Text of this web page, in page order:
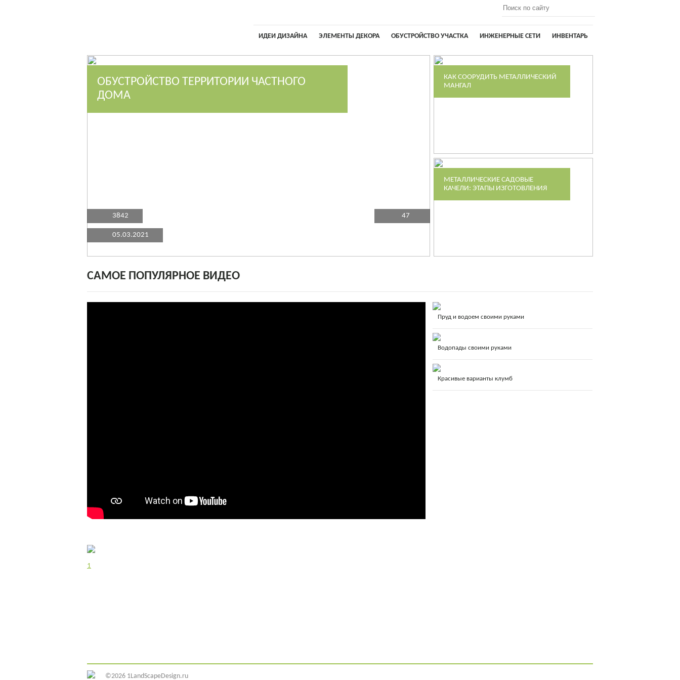
ИДЕИ ДИЗАЙНА ЭЛЕМЕНТЫ ДЕКОРА ОБУСТРОЙСТВО УЧАСТКА ИНЖЕНЕРНЫЕ СЕТИ ИНВЕНТАРЬ
ОБУСТРОЙСТВО ТЕРРИТОРИИ ЧАСТНОГО
ДОМА
3842
05.03.2021
47
КАК СООРУДИТЬ МЕТАЛЛИЧЕСКИЙ
МАНГАЛ
МЕТАЛЛИЧЕСКИЕ САДОВЫЕ
КАЧЕЛИ: ЭТАПЫ ИЗГОТОВЛЕНИЯ
САМОЕ ПОПУЛЯРНОЕ ВИДЕО
Пруд и водоем своими руками
Водопады своими руками
Красивые варианты клумб
1
©2026 1LandScapeDesign.ru